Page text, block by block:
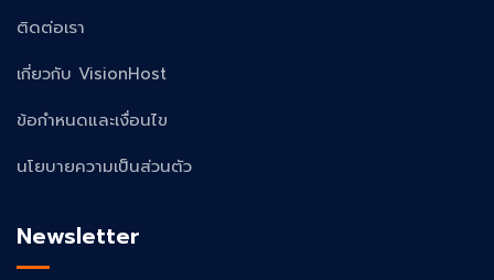
ติดต่อเรา
เกี่ยวกับ VisionHost
ข้อกำหนดและเงื่อนไข
นโยบายความเป็นส่วนตัว
Newsletter